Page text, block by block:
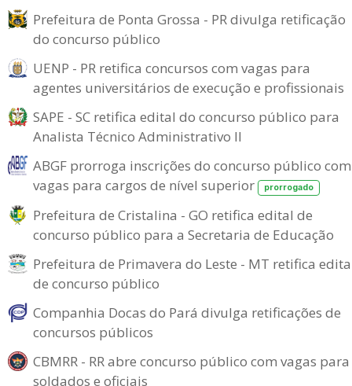
Prefeitura de Ponta Grossa - PR divulga retificação
do concurso público
UENP - PR retifica concursos com vagas para
agentes universitários de execução e profissionais
SAPE - SC retifica edital do concurso público para
Analista Técnico Administrativo II
ABGF prorroga inscrições do concurso público com
vagas para cargos de nível superior
prorrogado
Prefeitura de Cristalina - GO retifica edital de
concurso público para a Secretaria de Educação
Prefeitura de Primavera do Leste - MT retifica
de concurso público
Companhia Docas do Pará divulga retificações de
concursos públicos
CBMRR - RR abre concurso público com vagas para
soldados e oficiais